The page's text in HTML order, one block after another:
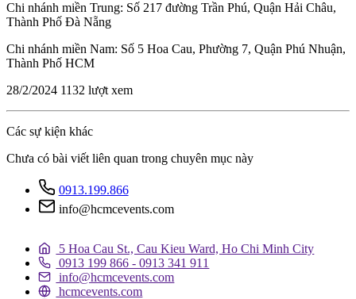
Chi nhánh miền Trung: Số 217 đường Trần Phú, Quận Hải Châu,
Thành Phố Đà Nẵng
Chi nhánh miền Nam: Số 5 Hoa Cau, Phường 7, Quận Phú Nhuận,
Thành Phố HCM
28/2/2024 1132 lượt xem
Các sự kiện khác
Chưa có bài viết liên quan trong chuyên mục này
0913.199.866
info@hcmcevents.com
5 Hoa Cau St., Cau Kieu Ward, Ho Chi Minh City
0913 199 866 - 0913 341 911
info@hcmcevents.com
hcmcevents.com